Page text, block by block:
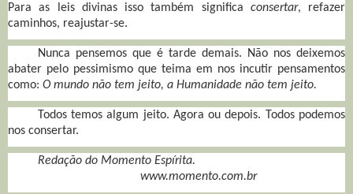
Para as leis divinas isso também significa consertar, refazer
caminhos, reajustar-se.
Nunca pensemos que é tarde demais. Não nos deixemos
abater pelo pessimismo que teima em nos incutir pensamentos
como: O mundo não tem jeito, a Humanidade não tem jeito.
Todos temos algum jeito. Agora ou depois. Todos podemos
nos consertar.
Redação do Momento Espírita.
www.momento.com.br